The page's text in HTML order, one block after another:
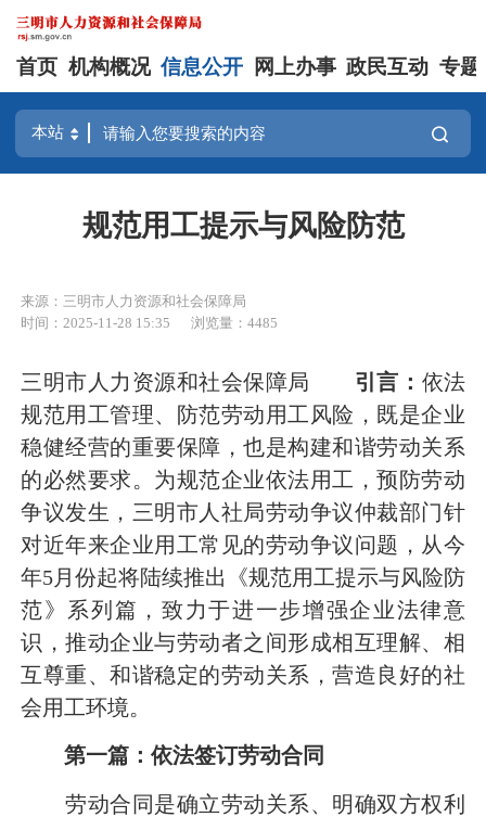
首页 机构概况 信息公开 网上办事 政民互动 专题
规范用工提示与风险防范
来源：三明市人力资源和社会保障局
时间：2025-11-28 15:35
浏览量：4485
三明市人力资源和社会保障局 引言： 依法
规范用工管理、防范劳动用工风险，既是企业
稳健经营的重要保障，也是构建和谐劳动关系
的必然要求。为规范企业依法用工，预防劳动
争议发生，三明市人社局劳动争议仲裁部门针
对近年来企业用工常见的劳动争议问题，从今
年5月份起将陆续推出《规范用工提示与风险防
范》系列篇，致力于进一步增强企业法律意
识，推动企业与劳动者之间形成相互理解、相
互尊重、和谐稳定的劳动关系，营造良好的社
会用工环境。
第一篇：依法签订劳动合同
劳动合同是确立劳动关系、明确双方权利